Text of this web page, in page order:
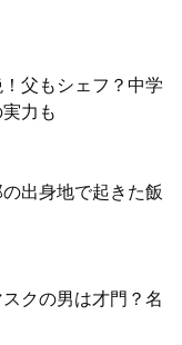
父もシェフ？中学
力も
出身地で起きた飯
クの男は才門？名